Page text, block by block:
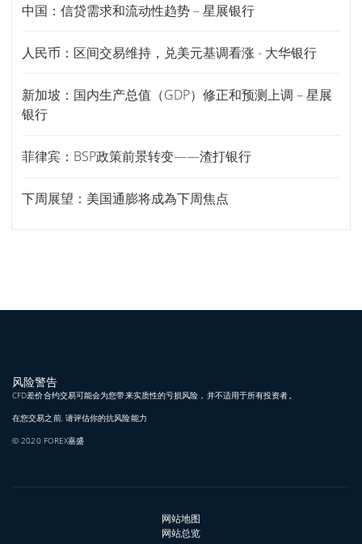
中国：信贷需求和流动性趋势 – 星展银行
人民币：区间交易维持，兑美元基调看涨 - 大华银行
新加坡：国内生产总值（GDP）修正和预测上调 – 星展
银行
菲律宾：BSP政策前景转变——渣打银行
下周展望：美国通膨将成為下周焦点
风险警告
CFD差价合约交易可能会为您带来实质性的亏损风险，并不适用于所有投资者。
在您交易之前, 请评估你的抗风险能力
© 2020 FOREX嘉盛
网站地图
网站总览